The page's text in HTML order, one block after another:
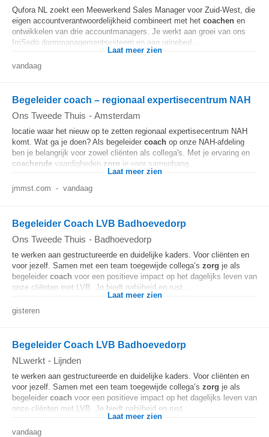
Qufora NL zoekt een Meewerkend Sales Manager voor Zuid-West, die
eigen accountverantwoordelijkheid combineert met het coachen en
ontwikkelen van drie accountmanagers. Je werkt aan groei van ons
IrriSedo darmmanagementsysteem en aan urinebed...
Laat meer zien
vandaag
Begeleider coach – regionaal expertisecentrum NAH
Ons Tweede Thuis - Amsterdam
locatie waar het nieuw op te zetten regionaal expertisecentrum NAH
komt. Wat ga je doen? Als begeleider coach op onze NAH-afdeling
ben je belangrijk voor zowel cliënten als collega's. Met je ervaring en
coachende vaardigheden zorg je voor samenhang...
Laat meer zien
jmmst.com - vandaag
Begeleider Coach LVB Badhoevedorp
Ons Tweede Thuis - Badhoevedorp
te werken aan gestructureerde en duidelijke kaders. Voor cliënten en
voor jezelf. Samen met een team toegewijde collega’s zorg je als
begeleider coach voor een positieve impact op het dagelijks leven van
onze cliënten met LVB. Je biedt nabijheid en rust...
Laat meer zien
gisteren
Begeleider Coach LVB Badhoevedorp
NLwerkt - Lijnden
te werken aan gestructureerde en duidelijke kaders. Voor cliënten en
voor jezelf. Samen met een team toegewijde collega’s zorg je als
begeleider coach voor een positieve impact op het dagelijks leven van
onze cliënten met LVB. Je biedt nabijheid en rust...
Laat meer zien
vandaag